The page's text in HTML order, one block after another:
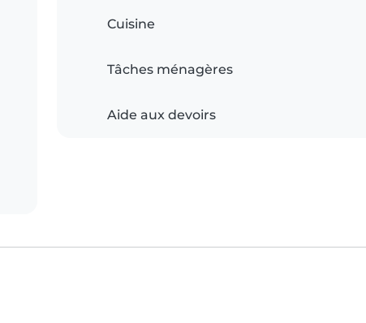
Cuisine
Tâches ménagères
Aide aux devoirs